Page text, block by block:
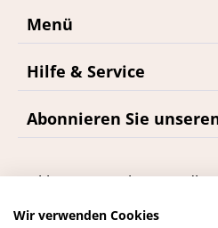
Menü
Hilfe & Service
Abonnieren Sie
*inkl. MwSt., zzgl.
Wir verwenden Cookies